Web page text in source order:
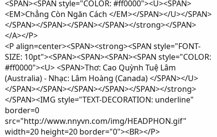
<SPAN><SPAN style="COLOR: #ff0000"><U><SPAN>
<EM>Chẳng Còn Ngăn Cách </EM></SPAN></U></SPAN>
</SPAN></SPAN></SPAN></SPAN></strong></SPAN>
</A></P>
<P align=center><SPAN><strong><SPAN style="FONT-
SIZE: 10pt"><SPAN><SPAN><SPAN><SPAN style="COLOR:
#ff0000"><U> <SPAN>Thơ: Cao Quỳnh Tuệ Lâm
(Australia) - Nhạc: Lâm Hoàng (Canada) </SPAN></U>
</SPAN></SPAN></SPAN></SPAN></SPAN></strong>
</SPAN><IMG style="TEXT-DECORATION: underline"
border=0
src="http://www.nnyvn.com/img/HEADPHON.gif"
width=20 height=20 border="0"><BR></P>